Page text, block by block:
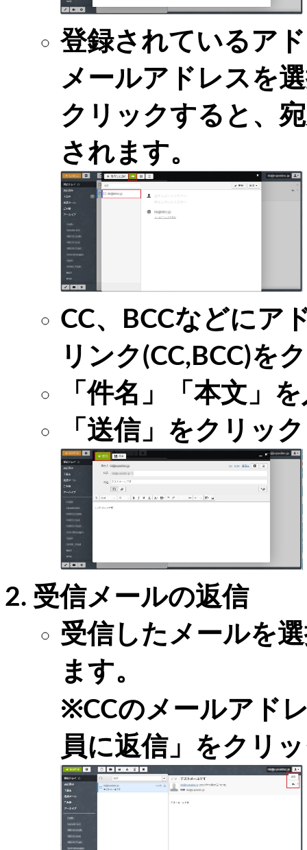
登録されているア
メールアドレスを
クリックすると、
されます。
CC、BCCなどにア
リンク(CC,BCC)を
「件名」「本文」
「送信」をクリッ
受信メールの返信
受信したメールを
ます。
※CCのメールアド
員に返信」をクリ